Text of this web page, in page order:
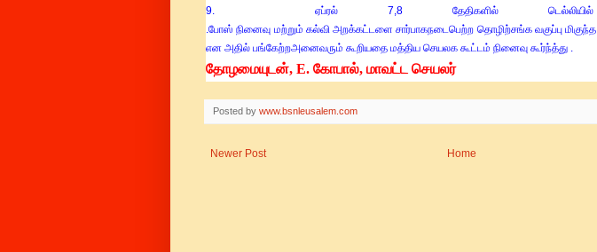
9. ஏப்ரல்7,8தேதிகளில் டெல்லியில்
.போஸ் நினைவு மற்றும் கல்வி அறக்கட்டளை சார்பாகநடைபெற்ற தொழிற்சங்க வகுப்பு மிகுந்த
என அதில் பங்கேற்றஅனைவரும் கூறியதை மத்திய செயலக கூட்டம் நினைவு கூர்ந்த்து .
தோழமையுடன், E. கோபால், மாவட்ட செயலர்
Posted by www.bsnleusalem.com
Newer Post Home